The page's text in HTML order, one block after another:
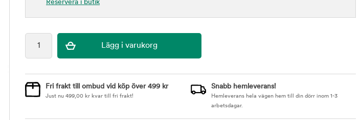
Reservera i butik
Fri frakt till ombud vid köp över 499 kr
Just nu 499,00 kr kvar till fri frakt!
Snabb hemleverans!
Hemleverans hela vägen hem till din dörr inom 1-3
arbetsdagar.